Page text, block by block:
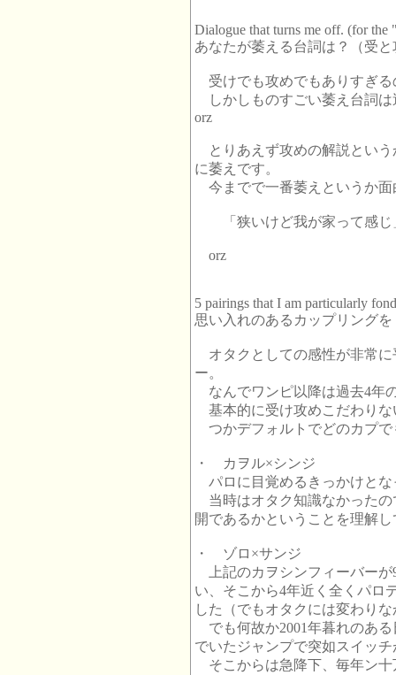
Dialogue that turns me off. (for the
あなたが萎える台詞は？（受
受けでも攻めでもありすぎる
しかしものすごい萎え台詞は
orz
とりあえず攻めの解説という
に萎えです。
今までで一番萎えというか面
「狭いけど我が家って感じ
orz
5 pairings that I am particularly
思い入れのあるカップリングを
オタクとしての感性が非常に
ー。
なんでワンピ以降は過去4年
基本的に受け攻めこだわりな
つかデフォルトでどのカプで
・ カヲル×シンジ
パロに目覚めるきっかけとな
当時はオタク知識なかったの
開であるかということを理解
・ ゾロ×サンジ
上記のカヲシンフィーバーが
い、そこから4年近く全くパロ
した（でもオタクには変わり
でも何故か2001年暮れのあ
でいたジャンプで突如スイッ
そこからは急降下、毎年ン